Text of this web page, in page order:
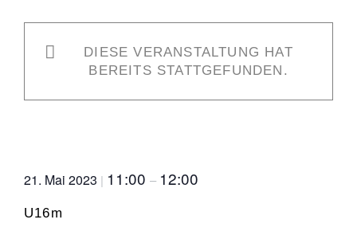
DIESE VERANSTALTUNG HAT
BEREITS STATTGEFUNDEN.
21. Mai 2023 | 11:00 – 12:00
U16m